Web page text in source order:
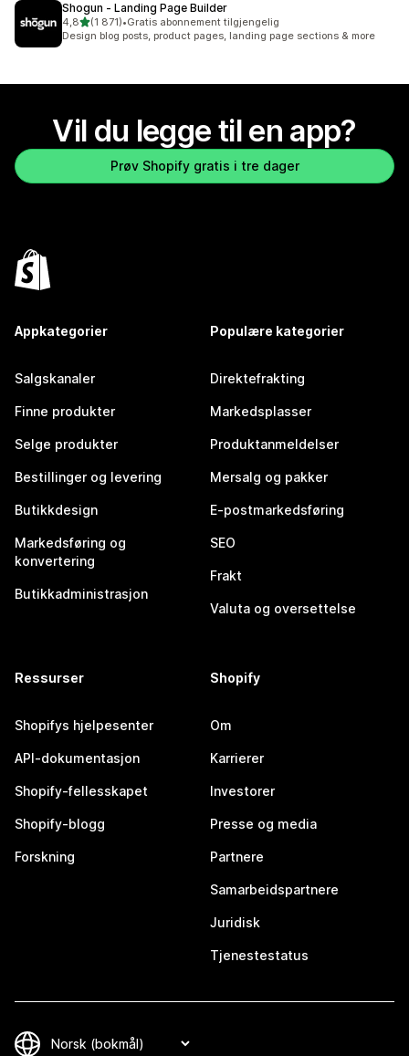
Shogun ‑ Landing Page Builder
4,8av 5 stjerner
(1 871)
Totalt 1871 omtaler
•Gratis abonnement tilgjengelig
Design blog posts, product pages, landing page sections & more
Vil du legge til en app?
Prøv Shopify gratis i tre dager
Appkategorier
Salgskanaler
Finne produkter
Selge produkter
Bestillinger og levering
Butikkdesign
Markedsføring og
konvertering
Butikkadministrasjon
Populære kategorier
Direktefrakting
Markedsplasser
Produktanmeldelser
Mersalg og pakker
E-postmarkedsføring
SEO
Frakt
Valuta og oversettelse
Ressurser
Shopifys hjelpesenter
API-dokumentasjon
Shopify-fellesskapet
Shopify-blogg
Forskning
Shopify
Om
Karrierer
Investorer
Presse og media
Partnere
Samarbeidspartnere
Juridisk
Tjenestestatus